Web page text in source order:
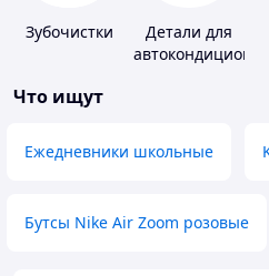
Зубочистки
Детали для
Что ищут
Ежедневники школьные
Бутсы Nike Air Zoom розовые